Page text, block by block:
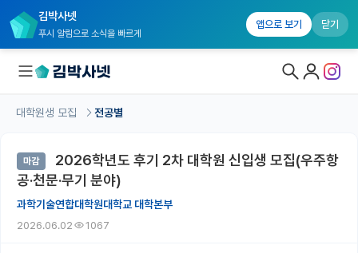
김박사넷
푸시 알림으로 소식을 빠르게
앱으로 보기 닫기
대학원생 모집 홈
기관별 모집 정보
연구실별 모집 정보
대학원생 모집 전공별
마감
2026학년도 후기 2차 대학원 신입생 모집(우주항
공·천문·무기 분야)
과학기술연합대학원대학교 대학본부
2026.06.02 1067